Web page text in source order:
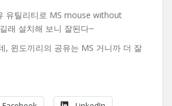
유틸리티로 MS mouse without
래 설치해 보니 잘된다~
, 윈도끼리의 공유는 MS 거니까 더 잘